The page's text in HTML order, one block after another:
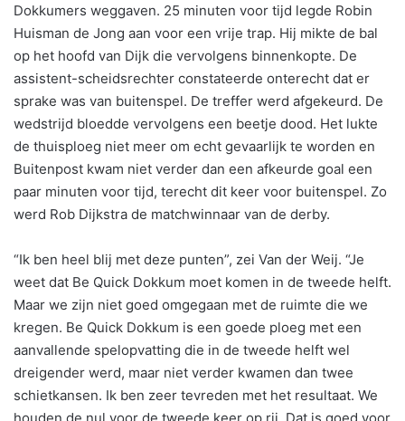
Dokkumers weggaven. 25 minuten voor tijd legde Robin
Huisman de Jong aan voor een vrije trap. Hij mikte de bal
op het hoofd van Dijk die vervolgens binnenkopte. De
assistent-scheidsrechter constateerde onterecht dat er
sprake was van buitenspel. De treffer werd afgekeurd. De
wedstrijd bloedde vervolgens een beetje dood. Het lukte
de thuisploeg niet meer om echt gevaarlijk te worden en
Buitenpost kwam niet verder dan een afkeurde goal een
paar minuten voor tijd, terecht dit keer voor buitenspel. Zo
werd Rob Dijkstra de matchwinnaar van de derby.
“Ik ben heel blij met deze punten”, zei Van der Weij. “Je
weet dat Be Quick Dokkum moet komen in de tweede helft.
Maar we zijn niet goed omgegaan met de ruimte die we
kregen. Be Quick Dokkum is een goede ploeg met een
aanvallende spelopvatting die in de tweede helft wel
dreigender werd, maar niet verder kwamen dan twee
schietkansen. Ik ben zeer tevreden met het resultaat. We
houden de nul voor de tweede keer op rij. Dat is goed voor